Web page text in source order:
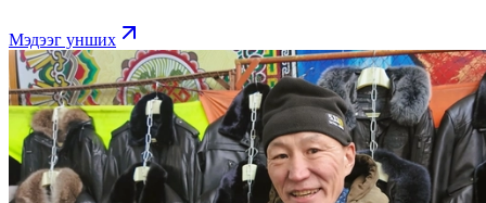
Мэдээг унших